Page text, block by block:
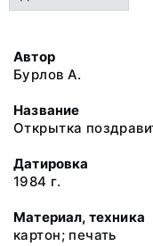
Автор
Бурлов А.
Название
Открытка
Датировка
1984 г.
Материал, техника
картон; печать